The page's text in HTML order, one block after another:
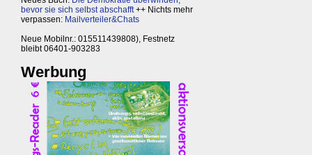
bevor sie sich selbst abschafft++ Nichts mehr
verpassen: Mailverteiler&Chats
Neue Mobilnr.: 015511439808), Festnetz
bleibt 06401-903283
Werbung